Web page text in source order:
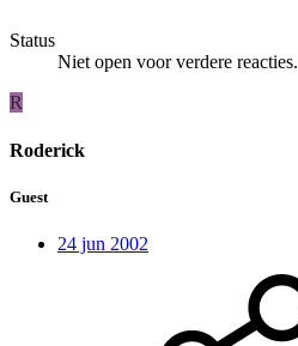
Status
Niet open voor verdere reacties.
R
Roderick
Guest
24 jun 2002